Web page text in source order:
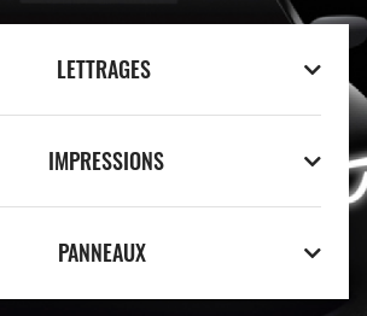
LETTRAGES
IMPRESSIONS
PANNEAUX